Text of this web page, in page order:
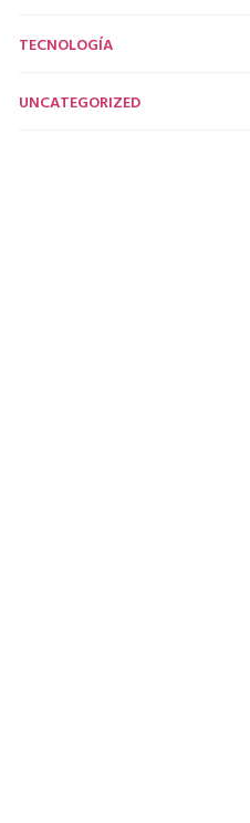
TECNOLOGÍA
UNCATEGORIZED